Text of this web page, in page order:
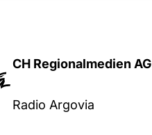
CH Regionalmedien AG
Radio Argovia